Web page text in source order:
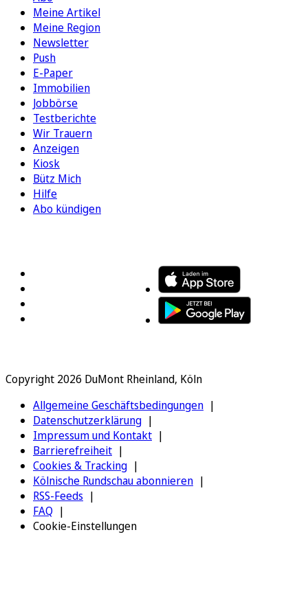
Meine Artikel
Meine Region
Newsletter
Push
E-Paper
Immobilien
Jobbörse
Testberichte
Wir Trauern
Anzeigen
Kiosk
Bütz Mich
Hilfe
Abo kündigen
Copyright 2026 DuMont Rheinland, Köln
Allgemeine Geschäftsbedingungen
Datenschutzerklärung
Impressum und Kontakt
Barrierefreiheit
Cookies & Tracking
Kölnische Rundschau abonnieren
RSS-Feeds
FAQ
Cookie-Einstellungen